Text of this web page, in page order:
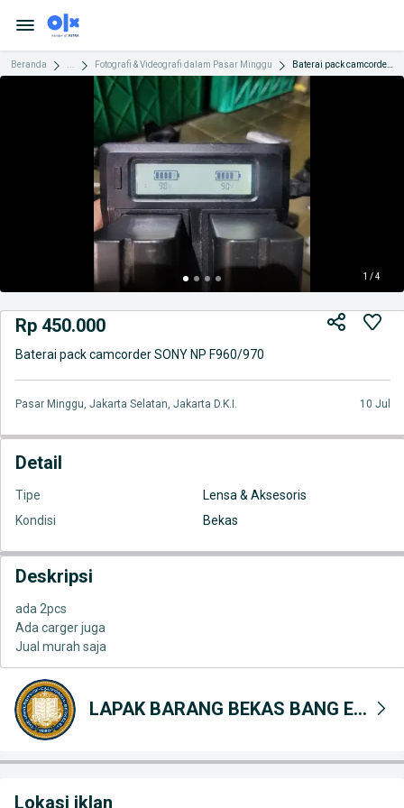
Beranda Fotografi & Videografi dalam Pasar Minggu
1 / 4
Rp 450.000
Baterai pack camcorder SONY NP F960/970
Pasar Minggu, Jakarta Selatan, Jakarta D.K.I. 10 Jul
Detail
Tipe
Lensa & Aksesoris
Kondisi
Bekas
Deskripsi
ada 2pcs
Ada carger juga
Jual murah saja
LAPAK BARANG BEKAS BANG EMAN 2
Lokasi iklan